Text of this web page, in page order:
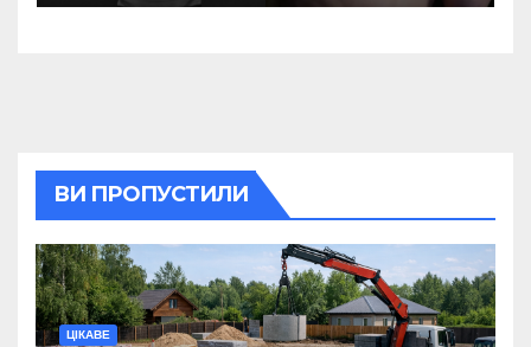
ВИ ПРОПУСТИЛИ
ЦІКАВЕ